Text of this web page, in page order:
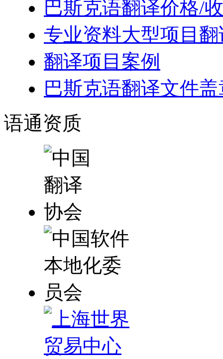
巴斯克语翻译价格/
专业资料大型项目翻
翻译项目案例
巴斯克语翻译文件盖
语通资质